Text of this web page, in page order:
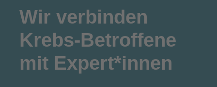
Wir verbinden
Krebs-Betroffene
mit Expert*innen